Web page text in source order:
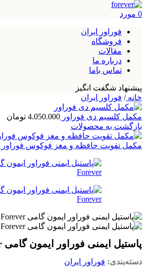
0 مورد
فوراور ایران
فروشگاه
مقالات
درباره ما
تماس باما
پیشنهاد شگفت انگیز
خانه/ فوراور ایران
مکمل کلسیم دی فوراور 4.050.000 تومان
بازگشت به محصولات
مکمل تقویت حافظه و مغز فوکوس فوراور
پاستیل ایمنی فوراور ایمون گامی Forever
دسته‌بندی: فوراور ایران